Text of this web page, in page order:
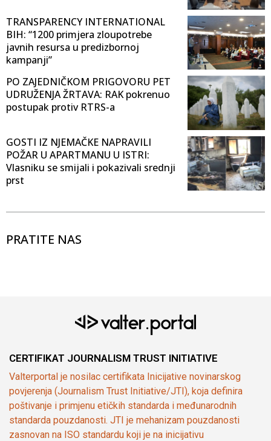
TRANSPARENCY INTERNATIONAL
BIH: “1200 primjera zloupotrebe
javnih resursa u predizbornoj
kampanji”
PO ZAJEDNIČKOM PRIGOVORU PET
UDRUŽENJA ŽRTAVA: RAK pokrenuo
postupak protiv RTRS-a
GOSTI IZ NJEMAČKE NAPRAVILI
POŽAR U APARTMANU U ISTRI:
Vlasniku se smijali i pokazivali srednji
prst
PRATITE NAS
CERTIFIKAT JOURNALISM TRUST INITIATIVE
Valterportal je nosilac certifikata Inicijative novinarskog
povjerenja (Journalism Trust Initiative/JTI), koja definira
poštivanje i primjenu etičkih standarda i međunarodnih
standarda pouzdanosti. JTI je mehanizam pouzdanosti
zasnovan na ISO standardu koji je na inicijativu